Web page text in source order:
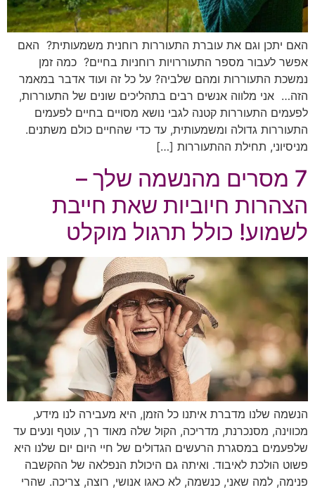
האם יתכן וגם את עוברת התעוררות רוחנית משמעותית? האם
אפשר לעבור מספר התעוררויות רוחניות בחיים? כמה זמן
נמשכת התעוררות ומהם שלביה? על כל זה ועוד אדבר במאמר
הזה… אני מלווה אנשים רבים בתהליכים שונים של התעוררות,
לפעמים התעוררות קטנה לגבי נושא מסויים בחיים לפעמים
התעוררות גדולה ומשמעותית, עד כדי שהחיים כולם משתנים.
מניסיוני, תחילת ההתעוררות […]
7 מסרים מהנשמה שלך –
הצהרות חיוביות שאת חייבת
לשמוע! כולל תרגול מוקלט
הנשמה שלנו מדברת איתנו כל הזמן, היא מעבירה לנו מידע,
מכווינה, מסנכרנת, מדריכה, הקול שלה מאוד רך, עוטף ונעים עד
שלפעמים במסגרת הרעשים הגדולים של חיי היום יום שלנו היא
פשוט הולכת לאיבוד. ואיתה גם היכולת הנפלאה של ההקשבה
פנימה, למה שאני, כנשמה, לא כאגו אנושי, רוצה, צריכה. שהרי